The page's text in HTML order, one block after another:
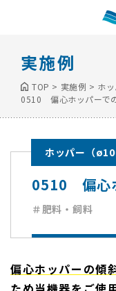
実施例
TOP > 実施例 > ホ
0510 偏心ホッパーで
ホッパー（
0510 偏心
＃肥料・飼料
偏心ホッパーの傾